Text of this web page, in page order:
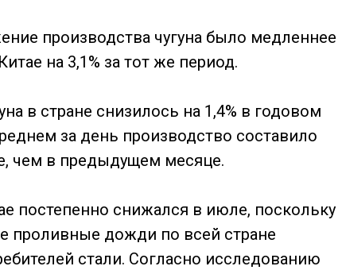
производства чугуна было медленнее
на 3,1% за тот же период.
в стране снизилось на 1,4% в годовом
за день производство составило
чем в предыдущем месяце.
постепенно снижался в июле, поскольку
проливные дожди по всей стране
стали. Согласно исследованию